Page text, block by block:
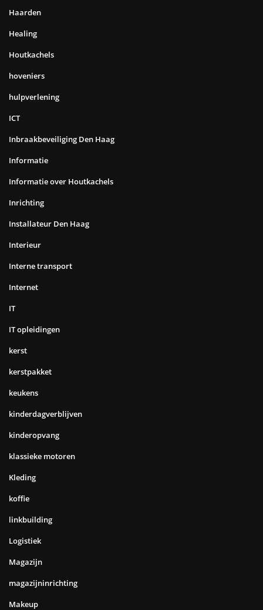
Haarden
Healing
Houtkachels
hoveniers
hulpverlening
ICT
Inbraakbeveiliging Den Haag
Informatie
Informatie over Houtkachels
Inrichting
Installateur Den Haag
Interieur
Interne transport
Internet
IT
IT opleidingen
kerst
kerstpakket
keukens
kinderdagverblijven
kinderopvang
klassieke motoren
Kleding
koffie
linkbuilding
Logistiek
Magazijn
magazijninrichting
Makeup